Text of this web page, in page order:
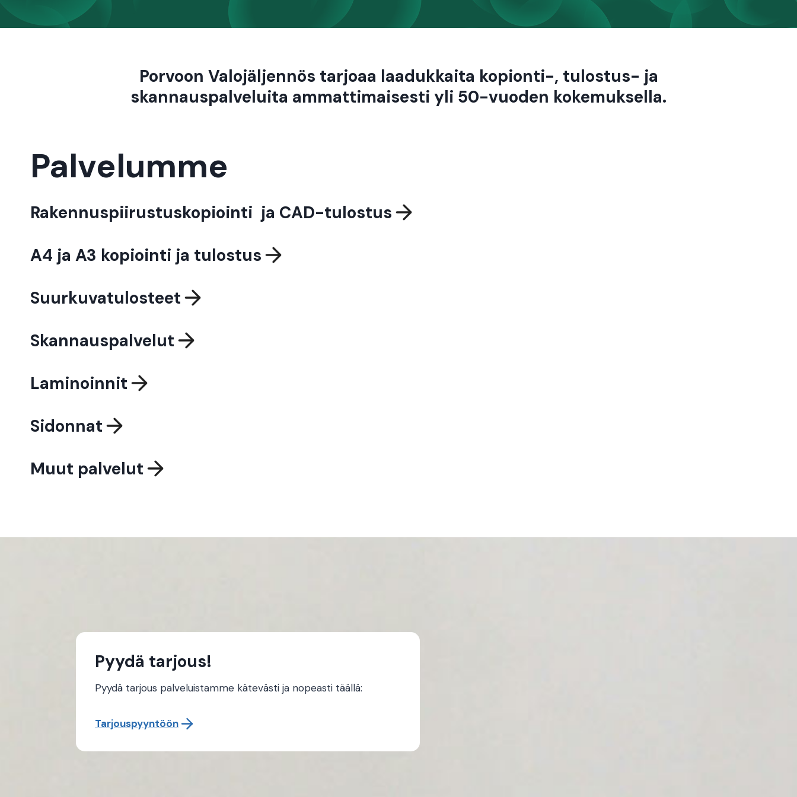
Porvoon Valojäljennös tarjoaa laadukkaita kopionti-, tulostus- ja
skannauspalveluita ammattimaisesti yli 50-vuoden kokemuksella.
Palvelumme
Rakennuspiirustuskopiointi ja CAD-tulostus
A4 ja A3 kopiointi ja tulostus
Suurkuvatulosteet
Skannauspalvelut
Laminoinnit
Sidonnat
Muut palvelut
Pyydä tarjous!
Pyydä tarjous palveluistamme kätevästi ja nopeasti täällä:
Tarjouspyyntöön